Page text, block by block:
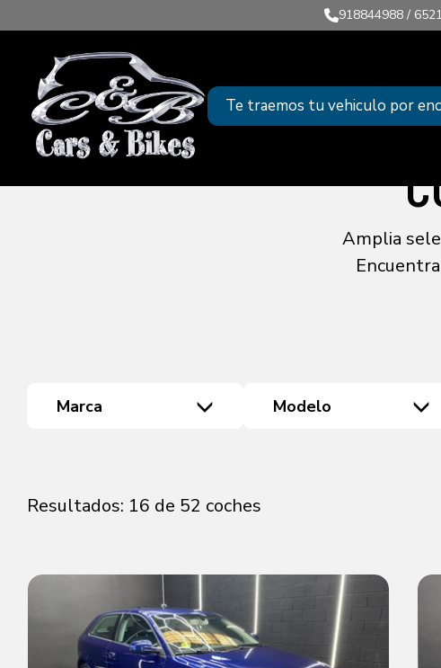
918844988 /
Te traemos tu vehiculo por
Amplia
Marca Modelo
Resultados: 16 de 52 coches